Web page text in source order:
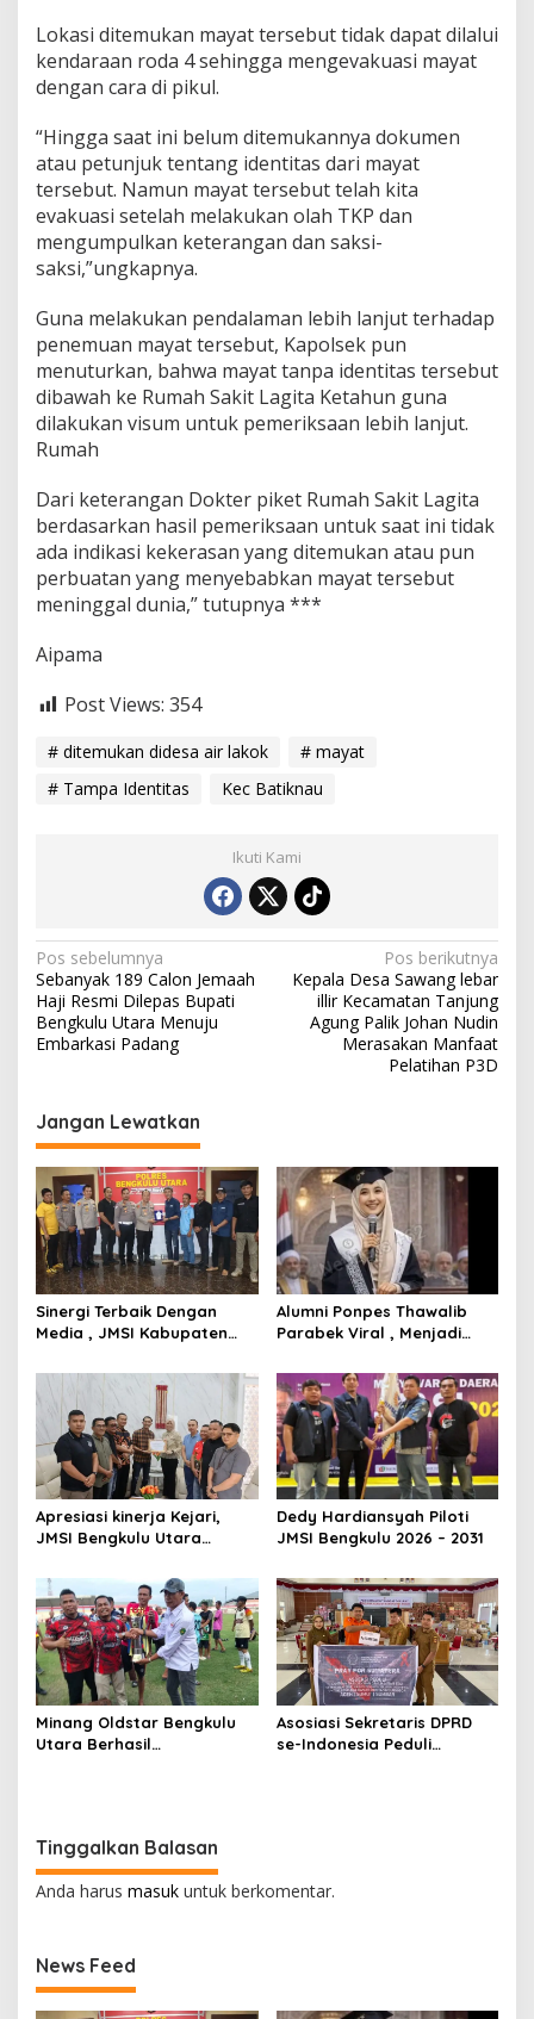
Lokasi ditemukan mayat tersebut tidak dapat dilalui
kendaraan roda 4 sehingga mengevakuasi mayat
dengan cara di pikul.
“Hingga saat ini belum ditemukannya dokumen
atau petunjuk tentang identitas dari mayat
tersebut. Namun mayat tersebut telah kita
evakuasi setelah melakukan olah TKP dan
mengumpulkan keterangan dan saksi-
saksi,”ungkapnya.
Guna melakukan pendalaman lebih lanjut terhadap
penemuan mayat tersebut, Kapolsek pun
menuturkan, bahwa mayat tanpa identitas tersebut
dibawah ke Rumah Sakit Lagita Ketahun guna
dilakukan visum untuk pemeriksaan lebih lanjut.
Rumah
Dari keterangan Dokter piket Rumah Sakit Lagita
berdasarkan hasil pemeriksaan untuk saat ini tidak
ada indikasi kekerasan yang ditemukan atau pun
perbuatan yang menyebabkan mayat tersebut
meninggal dunia,” tutupnya ***
Aipama
Post Views: 354
# ditemukan didesa air lakok
# mayat
# Tampa Identitas
Kec Batiknau
Ikuti Kami
N
a
v
i
a
s
i
p
o
s
Pos sebelumnya
Sebanyak 189 Calon Jemaah
Haji Resmi Dilepas Bupati
Bengkulu Utara Menuju
Embarkasi Padang
Pos berikutnya
Kepala Desa Sawang lebar
illir Kecamatan Tanjung
Agung Palik Johan Nudin
Merasakan Manfaat
Pelatihan P3D
Jangan Lewatkan
Sinergi Terbaik Dengan
Media , JMSI Kabupaten
Penghargaan Khusus
Kepada Kapolres Bengkulu
Utara
Alumni Ponpes Thawalib
Parabek Viral , Menjadi
Kairo Dengan Berbagai
Prestasi
Apresiasi kinerja Kejari,
JMSI Bengkulu Utara
Cendramata
Dedy Hardiansyah Piloti
JMSI Bengkulu 2026 – 2031
Minang Oldstar Bengkulu
Utara Berhasil
Asosiasi Sekretaris DPRD
se-Indonesia Peduli
Tinggalkan Balasan
Anda harus masuk untuk berkomentar.
News Feed